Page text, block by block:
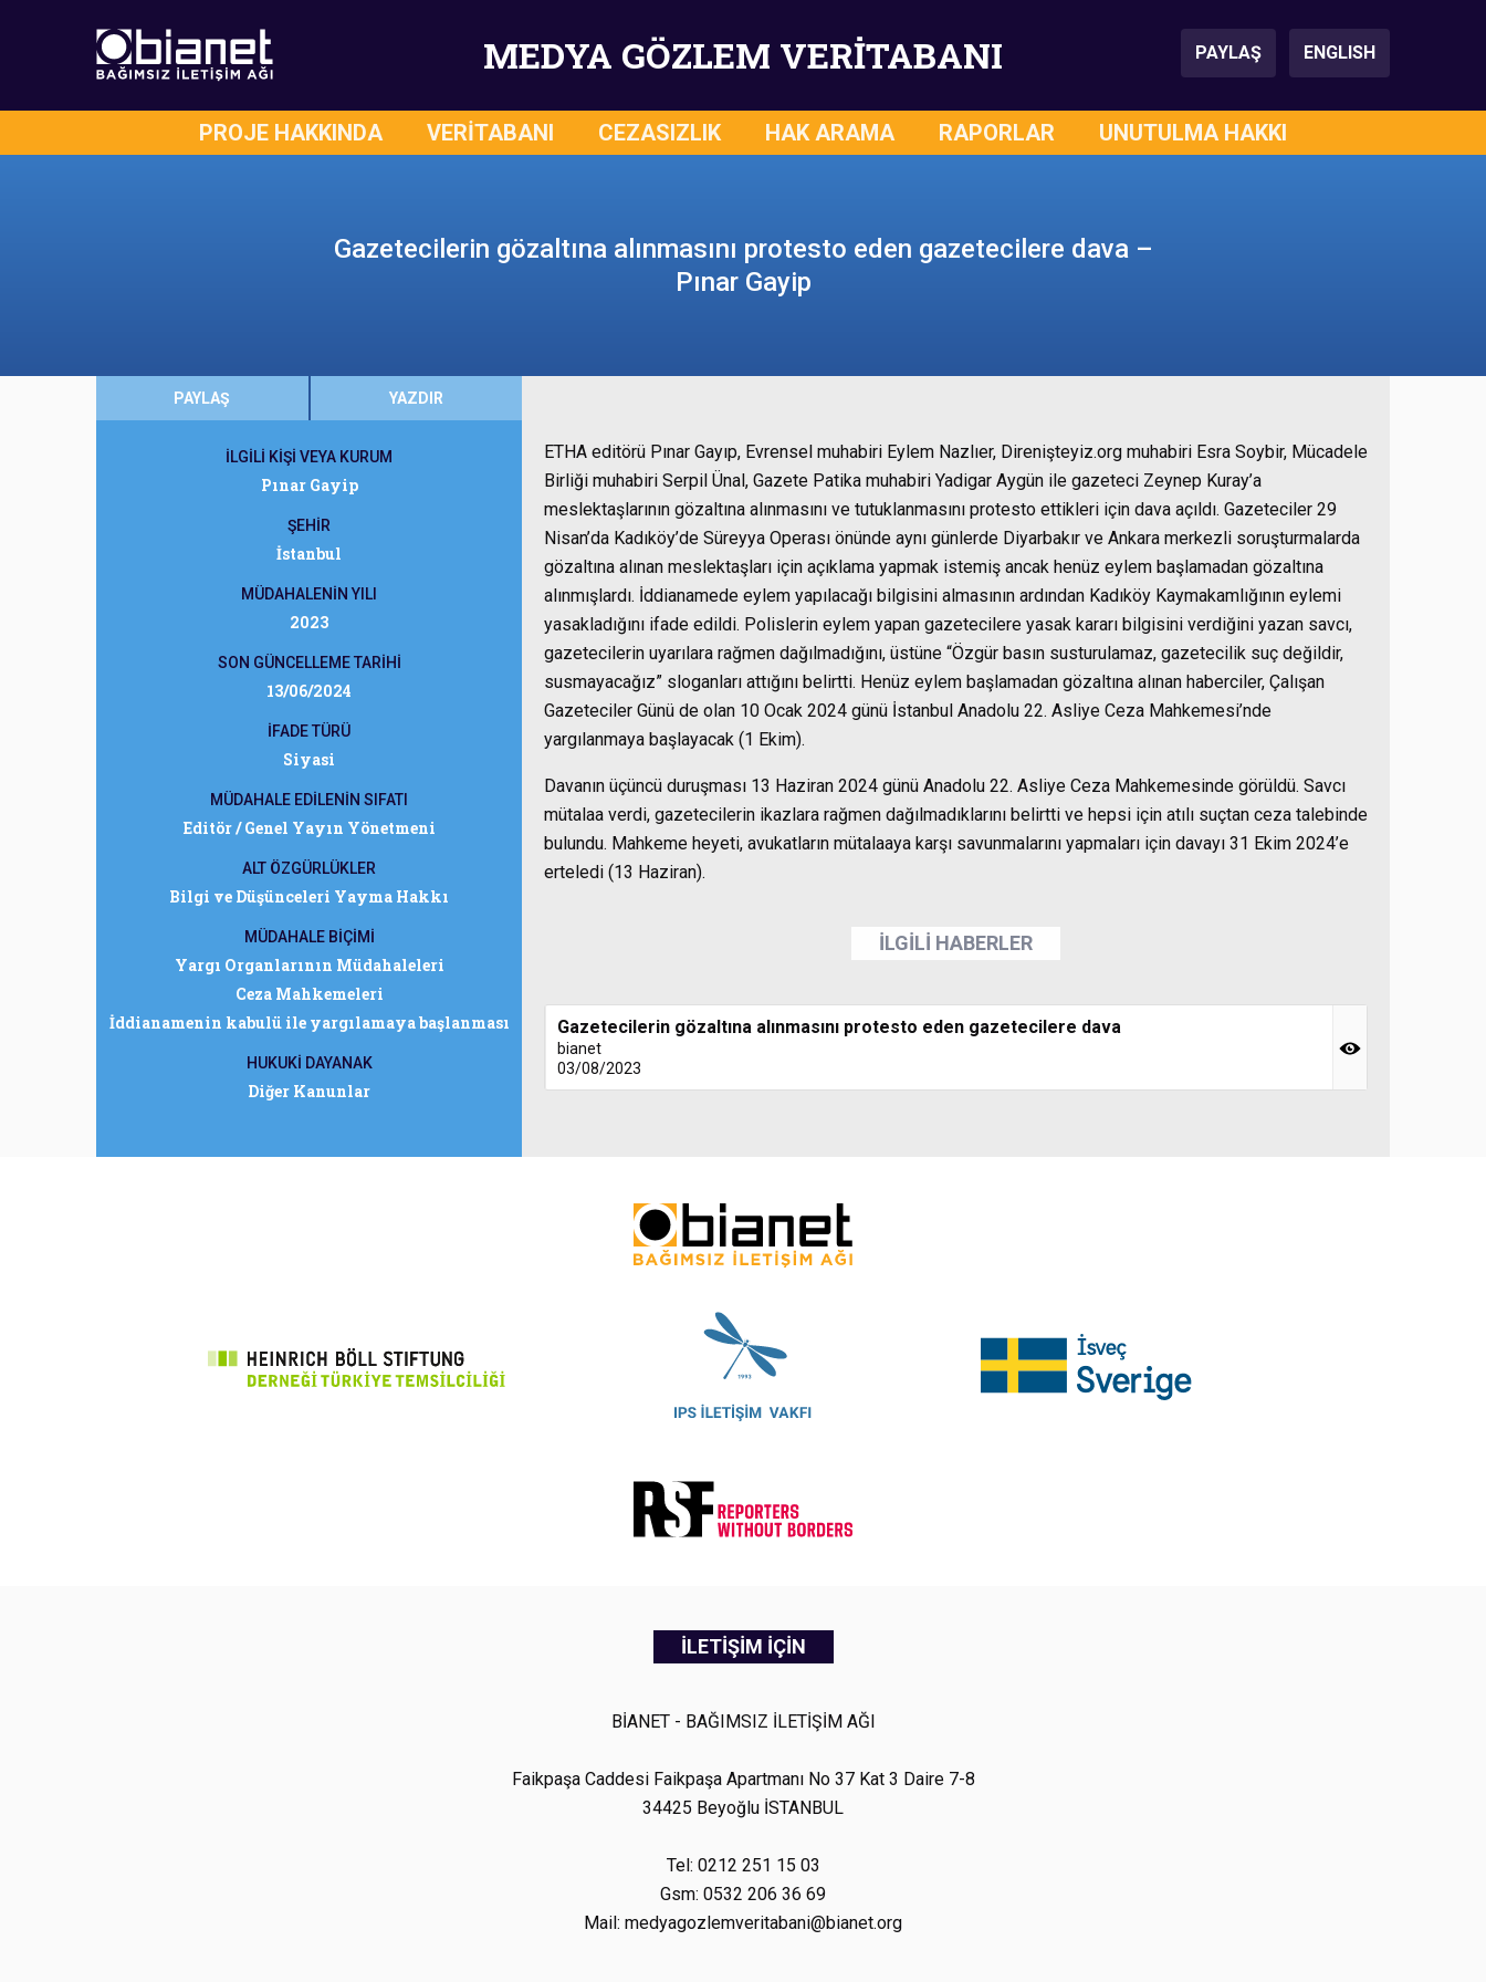
MEDYA GÖZLEM VERİTABANI PAYLAŞ ENGLISH
PROJE HAKKINDA VERİTABANI CEZASIZLIK HAK ARAMA RAPORLAR UNUTULMA HAKKI
Gazetecilerin gözaltına alınmasını protesto eden gazetecilere dava –
Pınar Gayip
PAYLAŞ YAZDIR
İLGİLİ KİŞİ VEYA KURUM
Pınar Gayip
ŞEHİR
İstanbul
MÜDAHALENİN YILI
2023
SON GÜNCELLEME TARİHİ
13/06/2024
İFADE TÜRÜ
Siyasi
MÜDAHALE EDİLENİN SIFATI
Editör / Genel Yayın Yönetmeni
ALT ÖZGÜRLÜKLER
Bilgi ve Düşünceleri Yayma Hakkı
MÜDAHALE BİÇİMİ
Yargı Organlarının Müdahaleleri
Ceza Mahkemeleri
İddianamenin kabulü ile yargılamaya başlanması
HUKUKİ DAYANAK
Diğer Kanunlar
ETHA editörü Pınar Gayıp, Evrensel muhabiri Eylem Nazlıer, Direnişteyiz.org muhabiri Esra Soybir, Mücadele
Birliği muhabiri Serpil Ünal, Gazete Patika muhabiri Yadigar Aygün ile gazeteci Zeynep Kuray’a
meslektaşlarının gözaltına alınmasını ve tutuklanmasını protesto ettikleri için dava açıldı. Gazeteciler 29
Nisan’da Kadıköy’de Süreyya Operası önünde aynı günlerde Diyarbakır ve Ankara merkezli soruşturmalarda
gözaltına alınan meslektaşları için açıklama yapmak istemiş ancak henüz eylem başlamadan gözaltına
alınmışlardı. İddianamede eylem yapılacağı bilgisini almasının ardından Kadıköy Kaymakamlığının eylemi
yasakladığını ifade edildi. Polislerin eylem yapan gazetecilere yasak kararı bilgisini verdiğini yazan savcı,
gazetecilerin uyarılara rağmen dağılmadığını, üstüne “Özgür basın susturulamaz, gazetecilik suç değildir,
susmayacağız” sloganları attığını belirtti. Henüz eylem başlamadan gözaltına alınan haberciler, Çalışan
Gazeteciler Günü de olan 10 Ocak 2024 günü İstanbul Anadolu 22. Asliye Ceza Mahkemesi’nde
yargılanmaya başlayacak (1 Ekim).
Davanın üçüncü duruşması 13 Haziran 2024 günü Anadolu 22. Asliye Ceza Mahkemesinde görüldü. Savcı
mütalaa verdi, gazetecilerin ikazlara rağmen dağılmadıklarını belirtti ve hepsi için atılı suçtan ceza talebinde
bulundu. Mahkeme heyeti, avukatların mütalaaya karşı savunmalarını yapmaları için davayı 31 Ekim 2024’e
erteledi (13 Haziran).
İLGİLİ HABERLER
Gazetecilerin gözaltına alınmasını protesto eden gazetecilere dava
bianet
03/08/2023
İLETİŞİM İÇİN
BİANET - BAĞIMSIZ İLETİŞİM AĞI
Faikpaşa Caddesi Faikpaşa Apartmanı No 37 Kat 3 Daire 7-8
34425 Beyoğlu İSTANBUL
Tel: 0212 251 15 03
Gsm: 0532 206 36 69
Mail: medyagozlemveritabani@bianet.org